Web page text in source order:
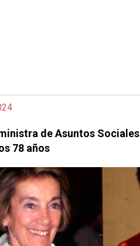
de Asuntos Sociales
78 años